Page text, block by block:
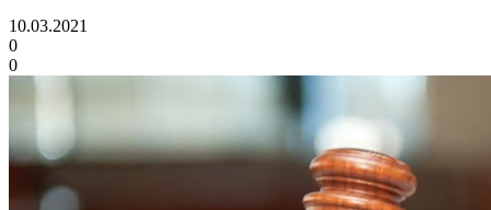
10.03.2021
0
0